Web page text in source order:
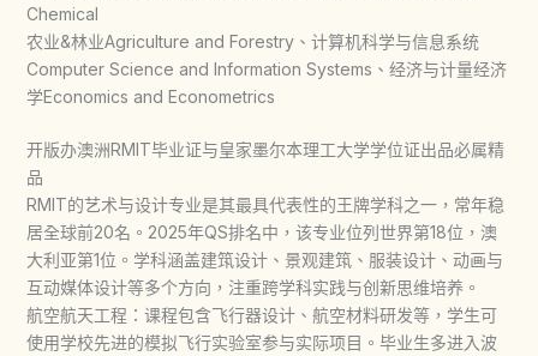
Chemical
农业&林业Agriculture and Forestry、计算机科学与信息系统
Computer Science and Information Systems、经济与计量经济
学Economics and Econometrics
开版办澳洲RMIT毕业证与皇家墨尔本理工大学学位证出品必属精
品
RMIT的艺术与设计专业是其最具代表性的王牌学科之一，常年稳
居全球前20名。2025年QS排名中，该专业位列世界第18位，澳
大利亚第1位。学科涵盖建筑设计、景观建筑、服装设计、动画与
互动媒体设计等多个方向，注重跨学科实践与创新思维培养。
航空航天工程：课程包含飞行器设计、航空材料研发等，学生可
使用学校先进的模拟飞行实验室参与实际项目。毕业生多进入波